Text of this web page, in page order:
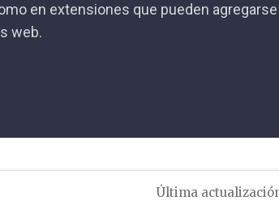
en extensiones que pueden agregarse
web.
Última